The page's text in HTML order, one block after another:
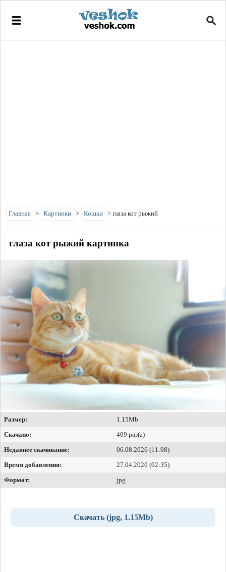
Главная > Картинки > Кошки > глаза кот рыжий
глаза кот рыжий картинка
Размер:
1.15Mb
Скачано:
409 раз(а)
Недавнее скачивание:
06.08.2026 (11:08)
Время добавления:
27.04.2020 (02:35)
Формат:
jpg
Скачать (jpg, 1.15Mb)